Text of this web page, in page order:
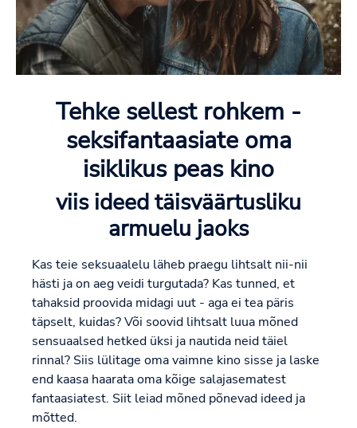
Tehke sellest rohkem -
seksifantaasiate oma
isiklikus peas kino
viis ideed täisväärtusliku
armuelu jaoks
Kas teie seksuaalelu läheb praegu lihtsalt nii-nii
hästi ja on aeg veidi turgutada? Kas tunned, et
tahaksid proovida midagi uut - aga ei tea päris
täpselt, kuidas? Või soovid lihtsalt luua mõned
sensuaalsed hetked üksi ja nautida neid täiel
rinnal? Siis lülitage oma vaimne kino sisse ja laske
end kaasa haarata oma kõige salajasematest
fantaasiatest. Siit leiad mõned põnevad ideed ja
mõtted.